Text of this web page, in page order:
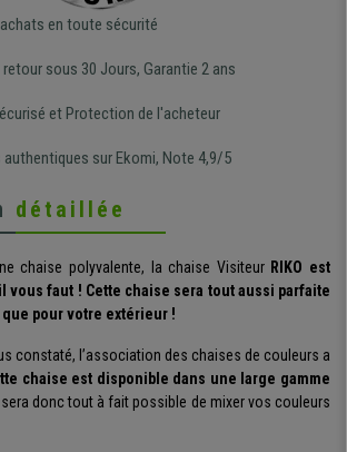
en toute sécurité
retour sous 30 Jours, Garantie 2 ans
et Protection de l'acheteur
sur Ekomi, Note 4,9/5
détaillée
chaise polyvalente, la chaise VisiteurRIKO est
vous faut ! Cette chaise sera tout aussi parfaite
pour votre extérieur !
constaté, l’association des chaises de couleurs a
chaise est disponible dans une large gamme
sera donc tout à fait possible de mixer vos couleurs